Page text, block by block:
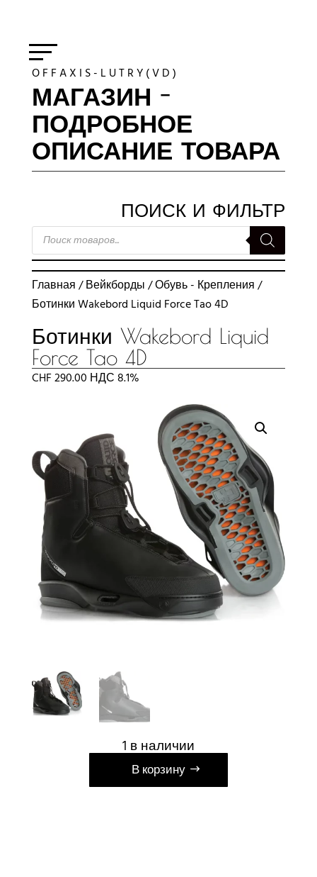
O F F A X I S - L U T R Y ( V D )
МАГАЗИН -
ПОДРОБНОЕ
ОПИСАНИЕ ТОВАРА
ПОИСК И ФИЛЬТР
ПОИСК
ТОВАРОВ
Главная /Вейкборды /Обувь - Крепления /
Ботинки Wakebord Liquid Force Tao 4D
Ботинки Wakebord Liquid
Force Tao 4D
CHF290.00 НДС 8.1%
1 в наличии
В корзину